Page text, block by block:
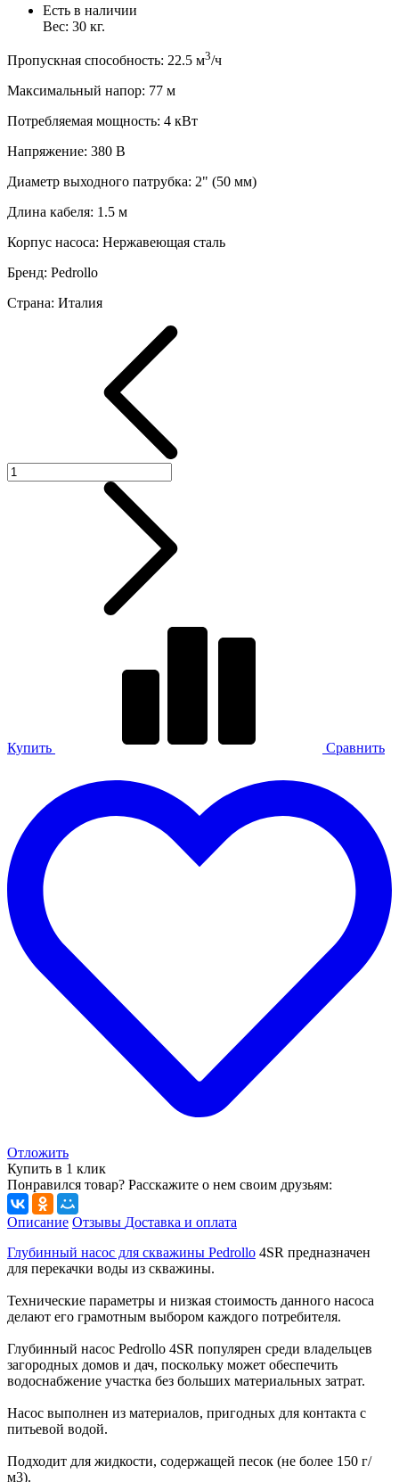
Есть в наличии
Вес: 30 кг.
Пропускная способность: 22.5 м3/ч
Максимальный напор: 77 м
Потребляемая мощность: 4 кВт
Напряжение: 380 В
Диаметр выходного патрубка: 2" (50 мм)
Длина кабеля: 1.5 м
Корпус насоса: Нержавеющая сталь
Бренд: Pedrollo
Страна: Италия
Купить Сравнить
Отложить
Купить в 1 клик
Понравился товар? Расскажите о нем своим друзьям:
Описание Отзывы Доставка и оплата
Глубинный насос для скважины Pedrollo 4SR предназначен
для перекачки воды из скважины.
Технические параметры и низкая стоимость данного насоса
делают его грамотным выбором каждого потребителя.
Глубинный насос Pedrollo 4SR популярен среди владельцев
загородных домов и дач, поскольку может обеспечить
водоснабжение участка без больших материальных затрат.
Насос выполнен из материалов, пригодных для контакта с
питьевой водой.
Подходит для жидкости, содержащей песок (не более 150 г/
м3).